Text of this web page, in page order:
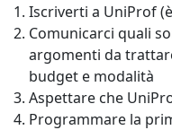
Iscriverti a UniProf
Comunicarci quali
argomenti da
budget e modalità
Aspettare che
Programmare la